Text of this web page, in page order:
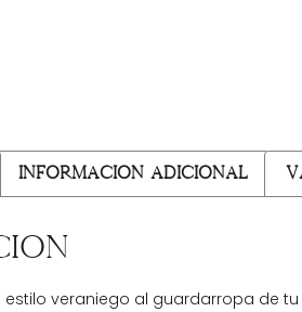
Información adicional
veraniego al guardarropa de